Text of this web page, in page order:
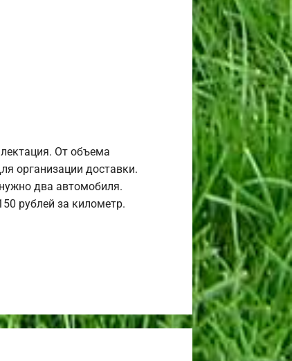
От объема
организации доставки.
два автомобиля.
рублей за километр.